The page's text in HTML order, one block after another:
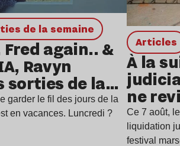
de la semaine
again.. &
Ravyn
sorties de la
garder le fil des jours de la
en vacances. Luncredi ?
Articles
À la
ne
Ce 7 août,
liquidation
festival